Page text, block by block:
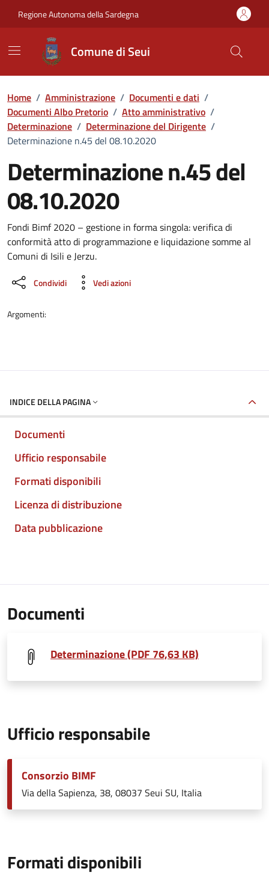
Regione Autonoma della Sardegna
Comune di Seui
Home / Amministrazione / Documenti e dati /
Documenti Albo Pretorio / Atto amministrativo /
Determinazione / Determinazione del Dirigente /
Determinazione n.45 del 08.10.2020
Determinazione n.45 del
08.10.2020
Dettaglio del documento
Fondi Bimf 2020 – gestione in forma singola: verifica di
conformità atto di programmazione e liquidazione somme al
Comuni di Isili e Jerzu.
Condividi Vedi azioni
Argomenti:
INDICE DELLA PAGINA
Documenti
Ufficio responsabile
Formati disponibili
Licenza di distribuzione
Data pubblicazione
Documenti
Determinazione (PDF 76,63 KB)
Ufficio responsabile
Consorzio BIMF
Via della Sapienza, 38, 08037 Seui SU, Italia
Formati disponibili